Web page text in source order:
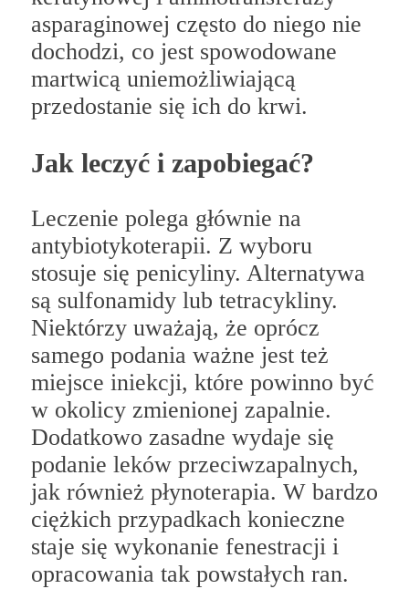
asparaginowej często do niego nie
dochodzi, co jest spowodowane
martwicą uniemożliwiającą
przedostanie się ich do krwi.
Jak leczyć i zapobiegać?
Leczenie polega głównie na
antybiotykoterapii. Z wyboru
stosuje się penicyliny. Alternatywa
są sulfonamidy lub tetracykliny.
Niektórzy uważają, że oprócz
samego podania ważne jest też
miejsce iniekcji, które powinno być
w okolicy zmienionej zapalnie.
Dodatkowo zasadne wydaje się
podanie leków przeciwzapalnych,
jak również płynoterapia. W bardzo
ciężkich przypadkach konieczne
staje się wykonanie fenestracji i
opracowania tak powstałych ran.